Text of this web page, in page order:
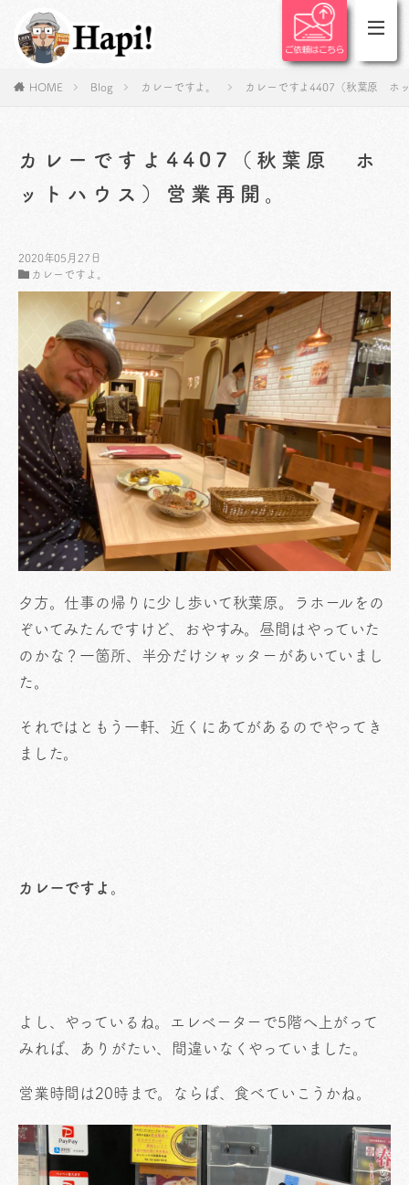
HOME Blog カレーですよ。 カレーですよ4407（秋葉原 ホ
カレーですよ4407（秋葉原 ホ
ットハウス）営業再開。
2020年05月27日
カレーですよ。
夕方。仕事の帰りに少し歩いて秋葉原。ラホールをの
ぞいてみたんですけど、おやすみ。昼間はやっていた
のかな？一箇所、半分だけシャッターがあいていまし
た。
それではともう一軒、近くにあてがあるのでやってき
ました。
カレーですよ。
よし、やっているね。エレベーターで5階へ上がって
みれば、ありがたい、間違いなくやっていました。
営業時間は20時まで。ならば、食べていこうかね。